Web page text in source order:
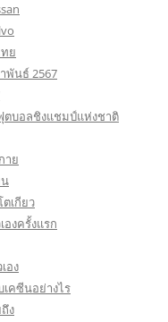
ย
พันธ์ 2567
ตบอลชิงแชมป์แห่งชาติ
าย
เกียว
งครั้งแรก
อง
เคซีนอย่างไร
ง